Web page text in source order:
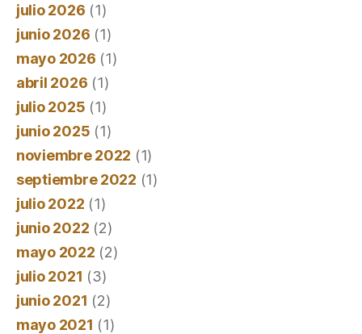
julio 2026 (1)
junio 2026 (1)
mayo 2026 (1)
abril 2026 (1)
julio 2025 (1)
junio 2025 (1)
noviembre 2022 (1)
septiembre 2022 (1)
julio 2022 (1)
junio 2022 (2)
mayo 2022 (2)
julio 2021 (3)
junio 2021 (2)
mayo 2021 (1)